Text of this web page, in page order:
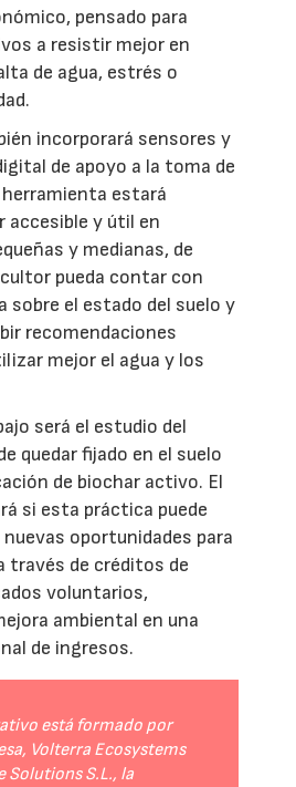
pensado para
a resistir mejor en
de agua, estrés o
incorporará sensores y
de apoyo a la toma de
estará
accesible y útil en
y medianas, de
pueda contar con
sobre el estado del suelo y
recomendaciones
mejor el agua y los
será el estudio del
quedar fijado en el suelo
de biochar activo. El
si esta práctica puede
oportunidades para
través de créditos de
voluntarios,
ambiental en una
de ingresos.
está formado por
Volterra Ecosystems
Solutions S.L., la